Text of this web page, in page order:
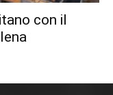
con il